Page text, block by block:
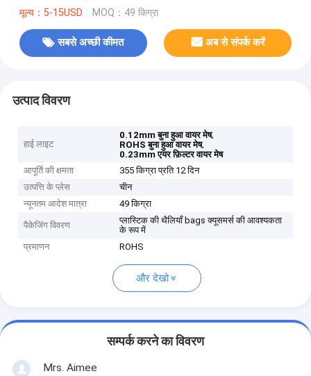
मूल्य：5-15USD MOQ：49 किग्रा
सबसे अच्छी कीमत अब से संपर्क करें
उत्पाद विवरण
हाई लाइट
0.12mm बुना हुआ वायर मेष,
ROHS बुना हुआ वायर मेष,
0.23mm एयर फ़िल्टर वायर मेष
आपूर्ति की क्षमता
355 किग्रा प्रति 12 दिन
उत्पत्ति के प्लेस
चीन
न्यूनतम आदेश मात्रा
49 किग्रा
पैकेजिंग विवरण
प्लास्टिक की थैलियाँ bags क्यूसमर्स की आवश्यकता
के रूप में
प्रमाणन
ROHS
और देखो
सम्पर्क करने का विवरण
Mrs. Aimee